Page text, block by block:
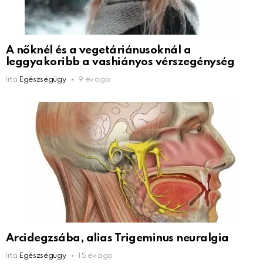
A nőknél és a vegetáriánusoknál a
leggyakoribb a vashiányos vérszegénység
írta Egészségügy 9 év ago
Arcidegzsába, alias Trigeminus neuralgia
írta Egészségügy 15 év ago